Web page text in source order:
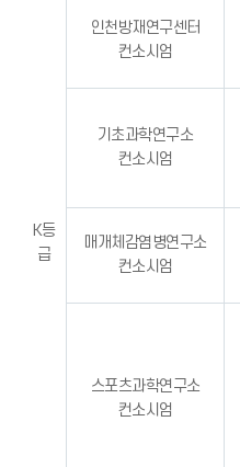
K등
급
인천방재연구센터
컨소시엄
기초과학연구소
컨소시엄
매개체감염병연구소
컨소시엄
스포츠과학연구소
컨소시엄